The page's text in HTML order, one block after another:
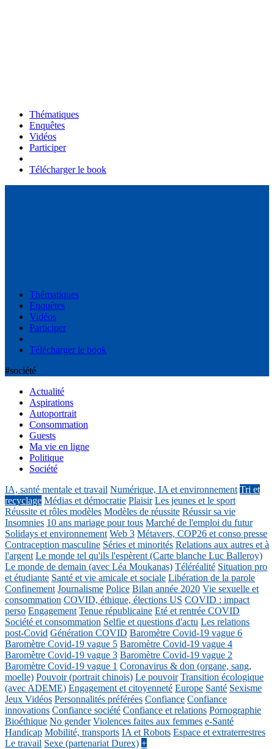
Thématiques
Enquêtes
Vidéos
Participer
Télécharger le book
Thématiques
Enquêtes
Vidéos
Participer
Télécharger le book
#société
Actualité
Aspirations
Autoportrait
Consommation
Guests
Ma vie en ligne
Politique
Société
IA, santé mentale et travail Numérique, IA et environnement Tri et
recyclage Médias et démocratie Plaisir Les jeunes et le sport
Réussite et rôles modèles Modèles de réussite Réussir sa vie
Insomnies 10 ans mariage pour tous Marché de l'emploi du futur
Solidays et environnement Web 3 Métavers, COP26 et conso presse
Contraception masculine Séries et minorités Relations aux autres et à
l'argent Le monde tel qu'ils l'espèrent (Carte blanche Luc Balleroy)
Le monde de demain (avec Léa Moukanas) Téléréalité Situation pro
et étudiante Santé et vie amicale et sociale Libération de la parole
Confinement Journalisme Police Bilan année 2020 Vie sexuelle et
consommation COVID, éthique, élections US COVID : impact
perso Engagement Tenue républicaine Eté et rentrée COVID
Société et consommation Selfie et questions d'actu Les relations
post-Covid Génération COVID Baromètre Covid-19 vague 6
Baromètre Covid-19 vague 5 Baromètre Covid-19 vague 4
Baromètre Covid-19 vague 3 Baromètre Covid-19 vague 2
Baromètre Covid-19 vague 1 Coronavirus & don (organe, sang,
moelle) Pouvoir (portrait chinois) Le pouvoir Transition écologique
(avec ADEME) Engagement et citoyenneté Europe Santé Sexisme
Jeux Vidéos Personnalités préférées Confiance Confiance
innovations Confiance société Confiance et relations Pornographie
Bioéthique No gender Violences faites aux femmes e-Santé
Handicap Mobilité, transports IA et Robots Espace et extraterrestres
Le travail Sexe (partenariat Durex) +